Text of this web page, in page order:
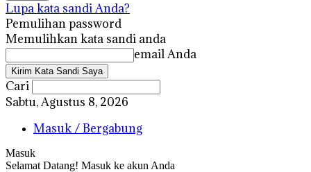
Lupa kata sandi Anda?
Pemulihan password
Memulihkan kata sandi anda
email Anda
Cari
Sabtu, Agustus 8, 2026
Masuk / Bergabung
Masuk
Selamat Datang! Masuk ke akun Anda